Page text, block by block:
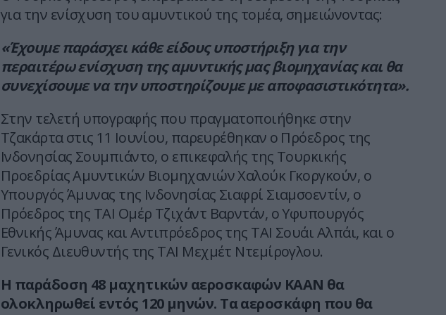
για την ενίσχυση του αμυντικού της τομέα, σημειώνοντας:
«Έχουμε παράσχει κάθε είδους υποστήριξη για την
περαιτέρω ενίσχυση της αμυντικής μας βιομηχανίας και θα
συνεχίσουμε να την υποστηρίζουμε με αποφασιστικότητα».
Στην τελετή υπογραφής που πραγματοποιήθηκε στην
Τζακάρτα στις 11 Ιουνίου, παρευρέθηκαν ο Πρόεδρος της
Ινδονησίας Σουμπιάντο, ο επικεφαλής της Τουρκικής
Προεδρίας Αμυντικών Βιομηχανιών Χαλούκ Γκοργκούν, ο
Υπουργός Άμυνας της Ινδονησίας Σιαφρί Σιαμσοεντίν, ο
Πρόεδρος της TAI Ομέρ Τζιχάντ Βαρντάν, ο Υφυπουργός
Εθνικής Άμυνας και Αντιπρόεδρος της TAI Σουάι Αλπάι, και ο
Γενικός Διευθυντής της TAI Μεχμέτ Ντεμίρογλου.
Η παράδοση 48 μαχητικών αεροσκαφών KAAN θα
ολοκληρωθεί εντός 120 μηνών. Τα αεροσκάφη που θα